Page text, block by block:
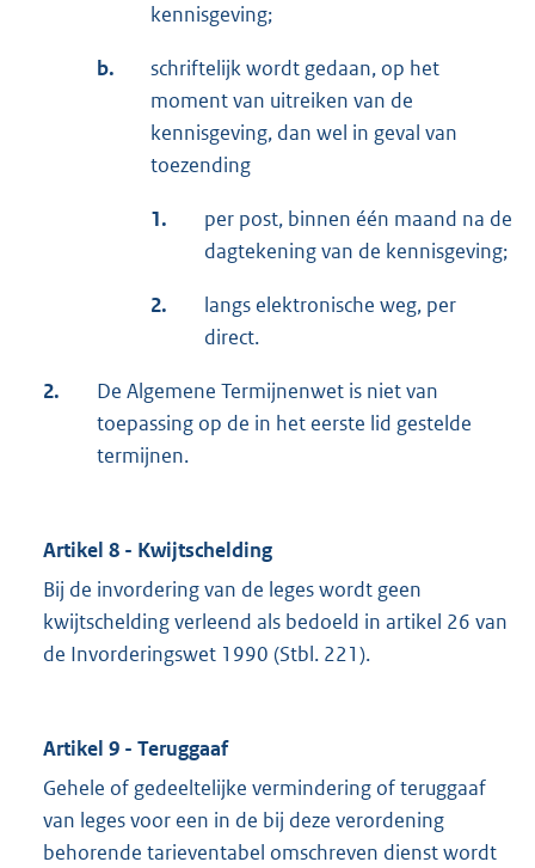
kennisgeving;
b.
schriftelijk wordt gedaan, op het
moment van uitreiken van de
kennisgeving, dan wel in geval van
toezending
1.
per post, binnen één maand na de
dagtekening van de kennisgeving;
2.
langs elektronische weg, per
direct.
2.
De Algemene Termijnenwet is niet van
toepassing op de in het eerste lid gestelde
termijnen.
Artikel 8 - Kwijtschelding
Bij de invordering van de leges wordt geen
kwijtschelding verleend als bedoeld in artikel 26 van
de Invorderingswet 1990 (Stbl. 221).
Artikel 9 - Teruggaaf
Gehele of gedeeltelijke vermindering of teruggaaf
van leges voor een in de bij deze verordening
behorende tarieventabel omschreven dienst wordt